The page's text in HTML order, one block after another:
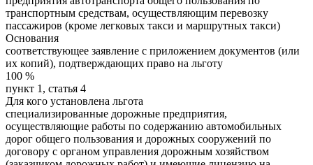
транспортным средствам, осуществляющим перевозку
пассажиров (кроме легковых такси и маршрутных такси)
Основания
соответствующее заявление с приложением документов (или
их копий), подтверждающих право на льготу
100 %
пункт 1, статья 4
Для кого установлена льгота
специализированные дорожные предприятия,
осуществляющие работы по содержанию автомобильных
дорог общего пользования и дорожных сооружений по
договору с органом управления дорожным хозяйством